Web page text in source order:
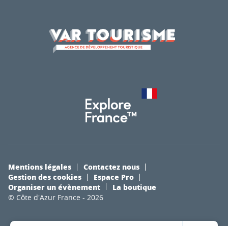
© Côte d'Azur France - 2026
Mentions légales
Contactez nous
Gestion des cookies
Espace Pro
Organiser un évènement
La boutique